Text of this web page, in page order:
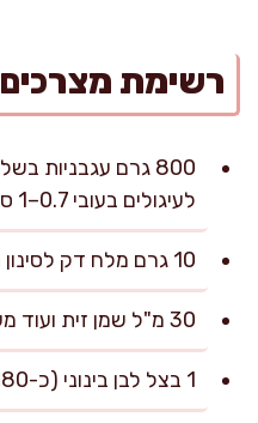
רשימת מצרכים
לעיגולים בעובי 0.7–1 ס"מ
10 גרם מלח דק לסינון העגבניות ועוד 3 גרם לבלילה
30 מ"ל שמן זית ועוד מעט לשימון
1 בצל לבן בינוני (כ-180 גרם), קצוץ דק